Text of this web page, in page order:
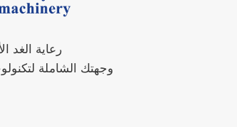
رعاية الغد
وجهتك الشاملة